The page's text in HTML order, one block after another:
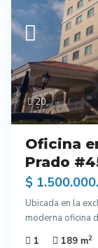
20
Oficina
Prado
$
Ubicada en la
moderna oficina
1
189 m2